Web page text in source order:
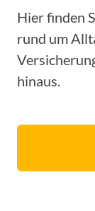
Hier finden
rund um
hinaus.